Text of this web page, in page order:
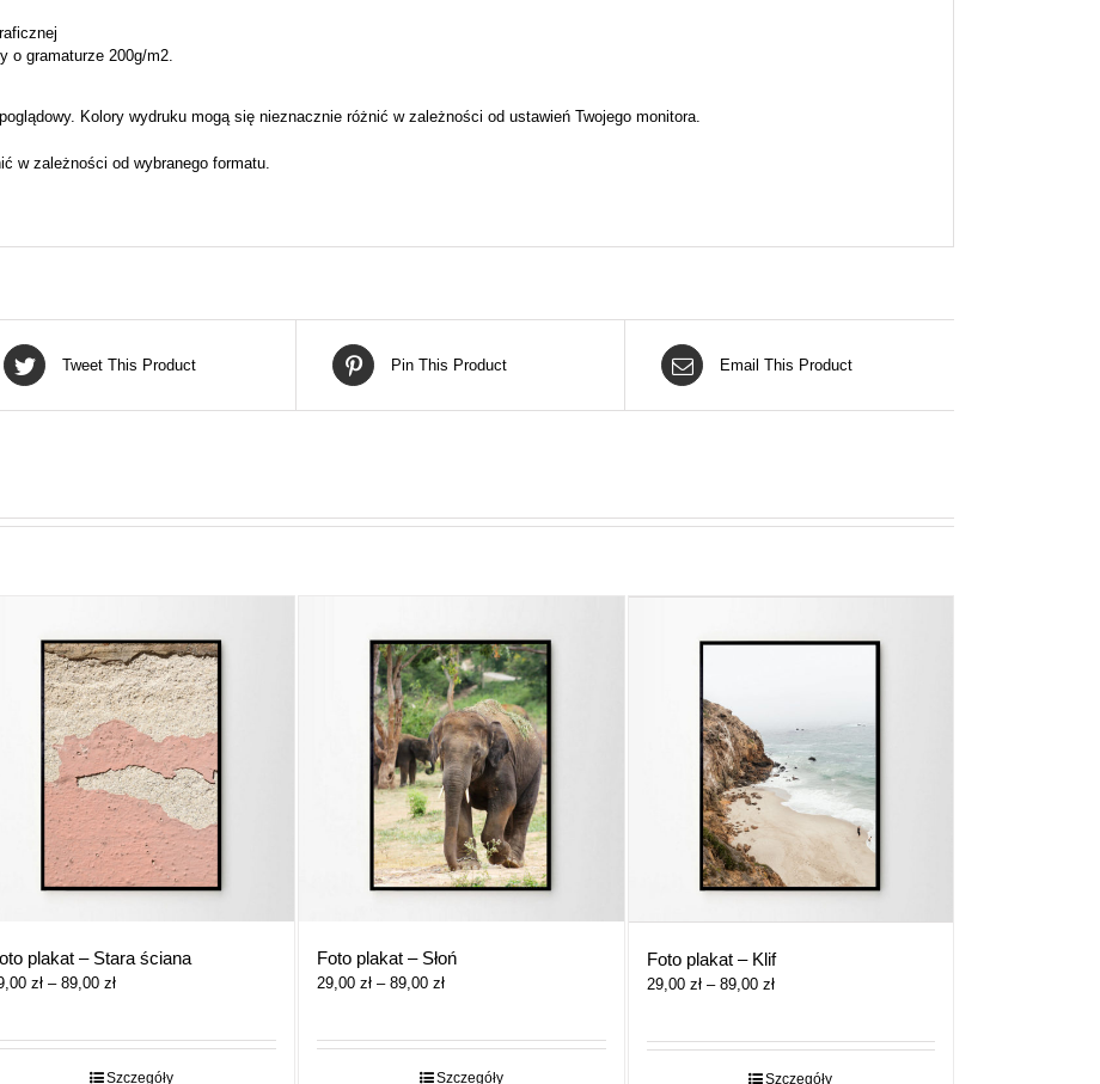
o gramaturze 200g/m2.
Kolory wydruku mogą się nieznacznie różnić w zależności od ustawień Twojego monitora.
w zależności od wybranego formatu.
Tweet This Product Pin This Product Email This Product
plakat – Stara ściana
zł – 89,00 złZakres
29,00 zł
do
Szczegóły
Foto plakat – Słoń
29,00 zł – 89,00 złZakres
29,00 zł
do
Szczegóły
Foto plakat – Klif
29,00 zł – 89,00 złZakres
29,00 zł
do
Szczegóły